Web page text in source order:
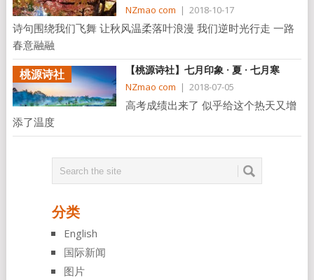
NZmao com | 2018-10-17
诗句围绕我们飞舞 让秋风温柔落叶浪漫 我们逆时光行走 一路
春意融融
桃源诗社 【桃源诗社】七月印象 · 夏 · 七月寒
NZmao com | 2018-07-05
高考成绩出来了 似乎给这个热天又增
添了温度
分类
English
国际新闻
图片